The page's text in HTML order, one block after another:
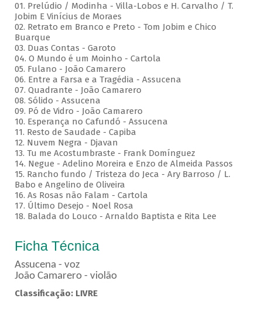
01. Prelúdio / Modinha - Villa-Lobos e H. Carvalho / T.
Jobim E Vinícius de Moraes
02. Retrato em Branco e Preto - Tom Jobim e Chico
Buarque
03. Duas Contas - Garoto
04. O Mundo é um Moinho - Cartola
05. Fulano - João Camarero
06. Entre a Farsa e a Tragédia - Assucena
07. Quadrante - João Camarero
08. Sólido - Assucena
09. Pó de Vidro - João Camarero
10. Esperança no Cafundó - Assucena
11. Resto de Saudade - Capiba
12. Nuvem Negra - Djavan
13. Tu me Acostumbraste - Frank Domínguez
14. Negue - Adelino Moreira e Enzo de Almeida Passos
15. Rancho fundo / Tristeza do Jeca - Ary Barroso / L.
Babo e Angelino de Oliveira
16. As Rosas não Falam - Cartola
17. Último Desejo - Noel Rosa
18. Balada do Louco - Arnaldo Baptista e Rita Lee
Ficha Técnica
Assucena - voz
João Camarero - violão
Classificação: LIVRE